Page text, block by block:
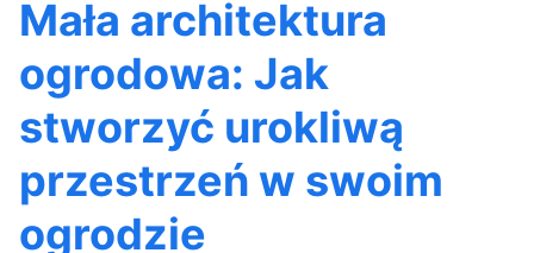
Mała architektura
ogrodowa: Jak
stworzyć urokliwą
przestrzeń w swoim
ogrodzie